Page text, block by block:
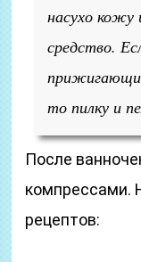
насухо кожу
средство.
то пилку и
После
компрессами.
рецептов: